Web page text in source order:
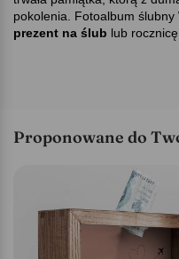
pokolenia. Fotoalbum ślubny
prezent na ślub lub rocznicę
Proponowane do